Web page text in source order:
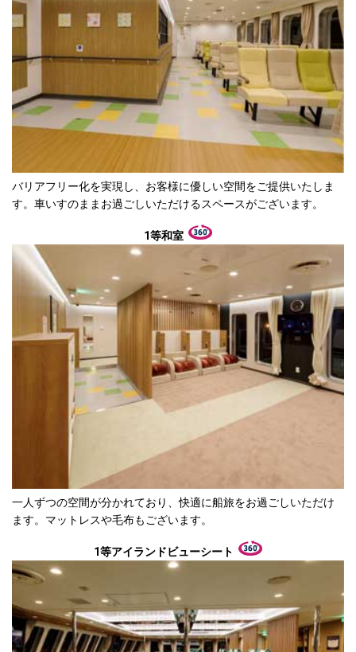
バリアフリー化を実現し、お客様に優しい空間をご提供いたしま
す。車いすのままお過ごしいただけるスペースがございます。
1等和室
一人ずつの空間が分かれており、快適に船旅をお過ごしいただけ
ます。マットレスや毛布もございます。
1等アイランドビューシート